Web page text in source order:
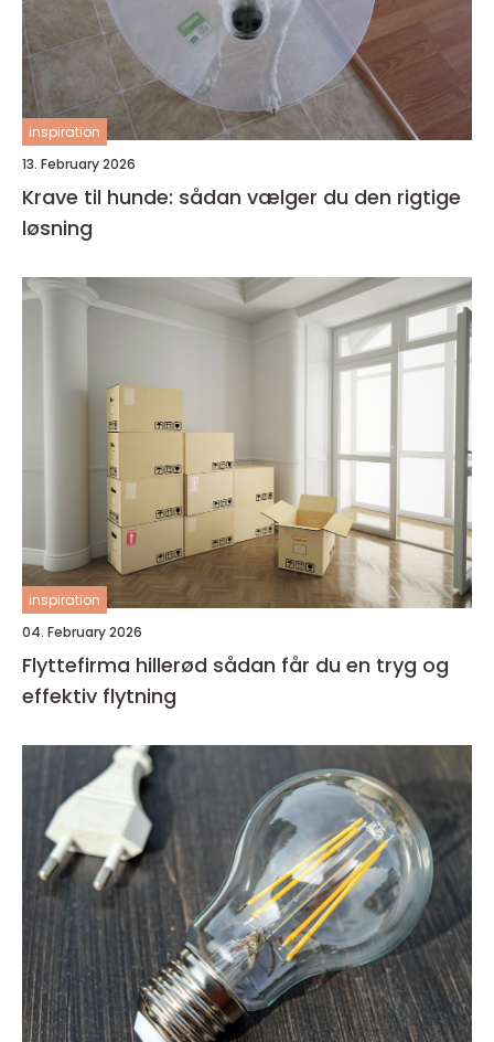
inspiration
13. February 2026
Krave til hunde: sådan vælger du den rigtige
løsning
inspiration
04. February 2026
Flyttefirma hillerød sådan får du en tryg og
effektiv flytning